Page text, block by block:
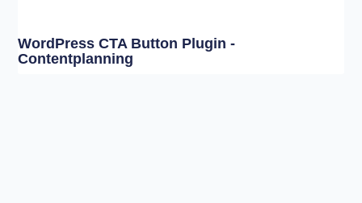
WordPress CTA Button Plugin -
Contentplanning